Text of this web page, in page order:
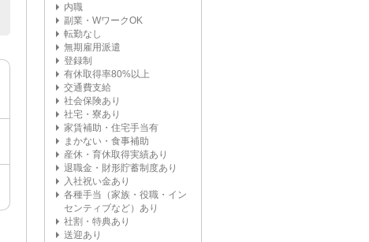
内職
副業・WワークOK
転勤なし
無期雇用派遣
登録制
有休取得率80%以上
交通費支給
社会保険あり
社宅・寮あり
家賃補助・住宅手当有
まかない・食事補助
産休・育休取得実績あり
退職金・財形貯蓄制度あり
入社祝い金あり
各種手当（家族・役職・イン
センティブなど）あり
社割・特典あり
送迎あり